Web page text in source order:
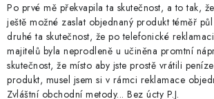
Po prvé mě překvapila ta skutečnost, a to tak,
ještě možné zaslat objednaný produkt téměř
druhé ta skutečnost, že po telefonické
majitelů byla neprodleně u učiněna promtní
skutečnost, že místo aby jste prostě vrátili
produkt, musel jsem si v rámci reklamace
Zvláštní obchodní metody... Bez úcty P.J.